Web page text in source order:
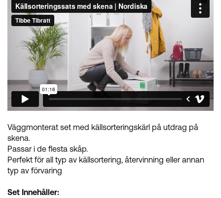
Väggmonterat set med källsorteringskärl på utdrag på
skena.
Passar i de flesta skåp.
Perfekt för all typ av källsortering, återvinning eller annan
typ av förvaring
Set Innehåller: